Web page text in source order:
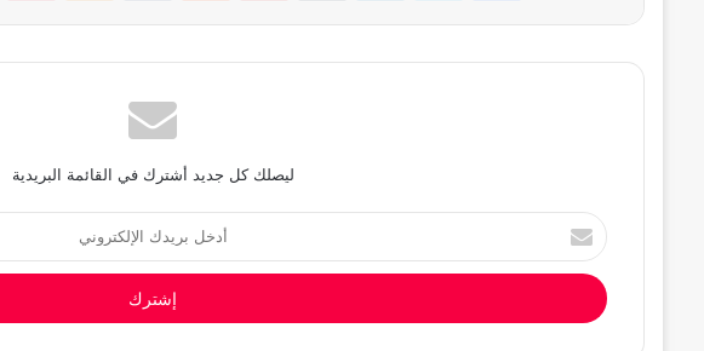
ليصلك كل جديد أشترك في القائمة البريدية
أدخل
بريدك
الإلكتروني